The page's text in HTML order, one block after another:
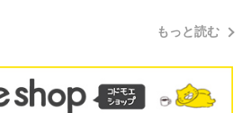
もっと読む